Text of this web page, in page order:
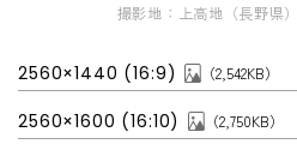
撮影地：上高地（長野県）
2560×1440 (16:9) （2,542KB）
2560×1600 (16:10) （2,750KB）